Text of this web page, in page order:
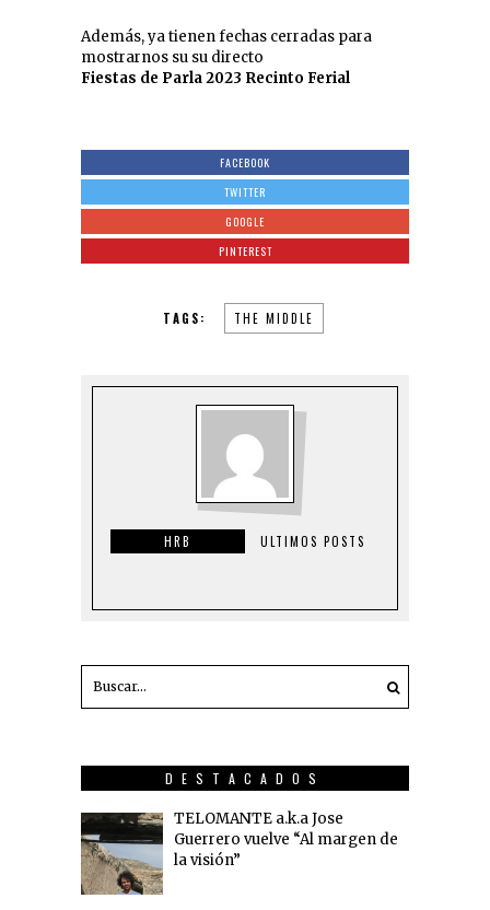
Además, ya tienen fechas cerradas para
mostrarnos su su directo
Fiestas de Parla 2023 Recinto Ferial
FACEBOOK
TWITTER
GOOGLE
PINTEREST
TAGS: THE MIDDLE
HRB ULTIMOS POSTS
DESTACADOS
TELOMANTE a.k.a Jose
Guerrero vuelve “Al margen de
la visión”